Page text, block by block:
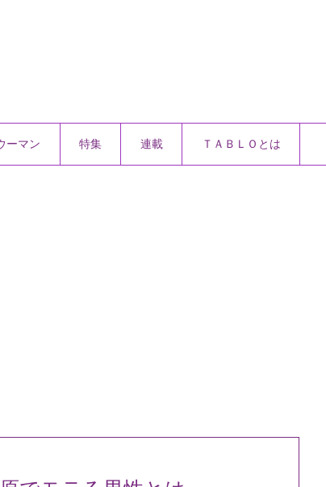
ーマン 特集 連載 ＴＡＢＬＯとは